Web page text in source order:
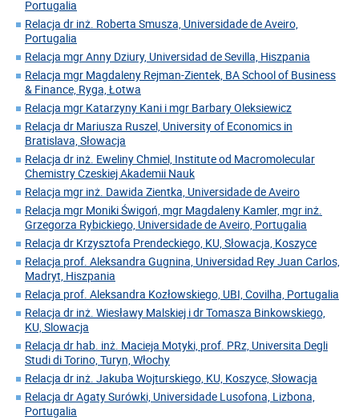
Portugalia
Relacja dr inż. Roberta Smusza, Universidade de Aveiro,
Portugalia
Relacja mgr Anny Dziury, Universidad de Sevilla, Hiszpania
Relacja mgr Magdaleny Rejman-Zientek, BA School of Business
& Finance, Ryga, Łotwa
Relacja mgr Katarzyny Kani i mgr Barbary Oleksiewicz
Relacja dr Mariusza Ruszel, University of Economics in
Bratislava, Słowacja
Relacja dr inż. Eweliny Chmiel, Institute od Macromolecular
Chemistry Czeskiej Akademii Nauk
Relacja mgr inż. Dawida Zientka, Universidade de Aveiro
Relacja mgr Moniki Świgoń, mgr Magdaleny Kamler, mgr inż.
Grzegorza Rybickiego, Universidade de Aveiro, Portugalia
Relacja dr Krzysztofa Prendeckiego, KU, Słowacja, Koszyce
Relacja prof. Aleksandra Gugnina, Universidad Rey Juan Carlos,
Madryt, Hiszpania
Relacja prof. Aleksandra Kozłowskiego, UBI, Covilha, Portugalia
Relacja dr inż. Wiesławy Malskiej i dr Tomasza Binkowskiego,
KU, Slowacja
Relacja dr hab. inż. Macieja Motyki, prof. PRz, Universita Degli
Studi di Torino, Turyn, Włochy
Relacja dr inż. Jakuba Wojturskiego, KU, Koszyce, Słowacja
Relacja dr Agaty Surówki, Universidade Lusofona, Lizbona,
Portugalia